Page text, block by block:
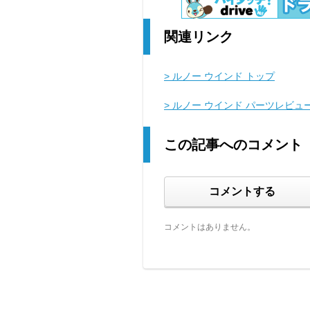
関連リンク
> ルノー ウインド トップ
> ルノー ウインド パーツレビュ
この記事へのコメント
コメントする
コメントはありません。